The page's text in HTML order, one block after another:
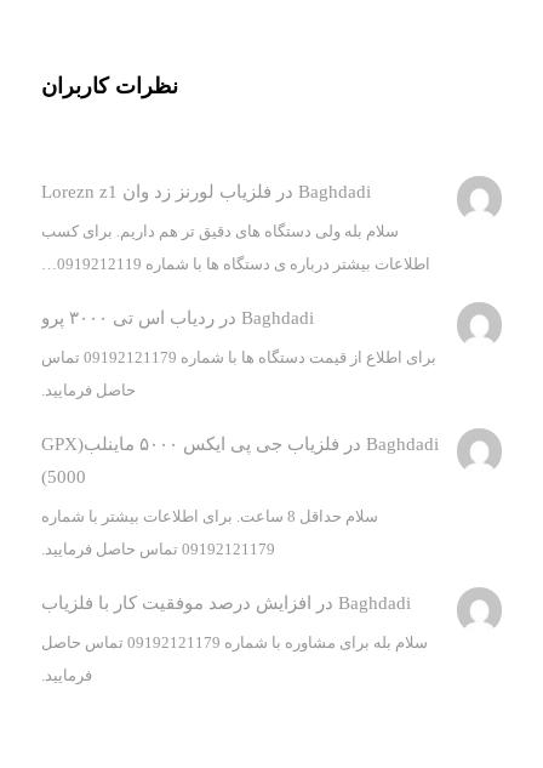
نظرات کاربران
Baghdadi در فلزیاب لورنز زد وان Lorezn z1
سلام بله ولی دستگاه های دقیق تر هم داریم. برای کسب
اطلاعات بیشتر درباره ی دستگاه ها با شماره 0919212119…
Baghdadi درردیاب اس تی ۳۰۰۰ پرو
برای اطلاع از قیمت دستگاه ها با شماره 09192121179 تماس
حاصل فرمایید.
Baghdadi در
فلزیاب جی پی ایکس ۵۰۰۰ ماینلب(GPX
5000)
سلام حداقل 8 ساعت. برای اطلاعات بیشتر با شماره
09192121179 تماس حاصل فرمایید.
Baghdadi در افزایش درصد موفقیت کار با فلزیاب
سلام بله برای مشاوره با شماره 09192121179 تماس حاصل
فرمایید.